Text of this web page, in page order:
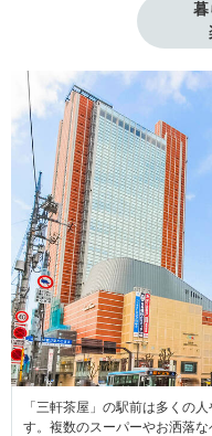
暮
「三軒茶屋」の駅前は多くの
す。複数のスーパーやお洒落